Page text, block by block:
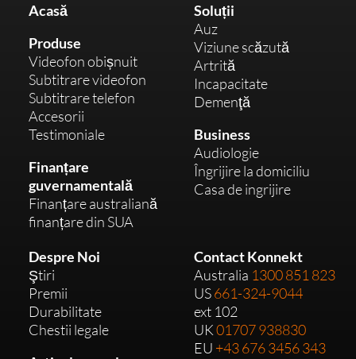
Acasă
Produse
Videofon obișnuit
Subtitrare videofon
Subtitrare telefon
Accesorii
Testimoniale
Finanțare
guvernamentală
Finanțare australiană
finanțare din SUA
Soluții
Auz
Viziune scăzută
Artrită
Incapacitate
Demenţă
Business
Audiologie
Îngrijire la domiciliu
Casa de ingrijire
Despre Noi
Ştiri
Premii
Durabilitate
Chestii legale
Contact Konnekt
Australia 1300 851 823
US661-324-9044
ext 102
UK01707 938830
EU +43 676 3456 343